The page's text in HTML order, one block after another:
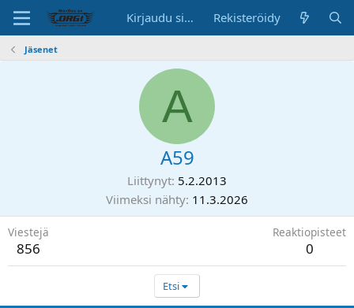
Kirjaudu sisään Rekisteröidy
Jäsenet
A
A59
Liittynyt 5.2.2013
Viimeksi nähty 11.3.2026
Viestejä
856
Reaktiopisteet
0
Etsi